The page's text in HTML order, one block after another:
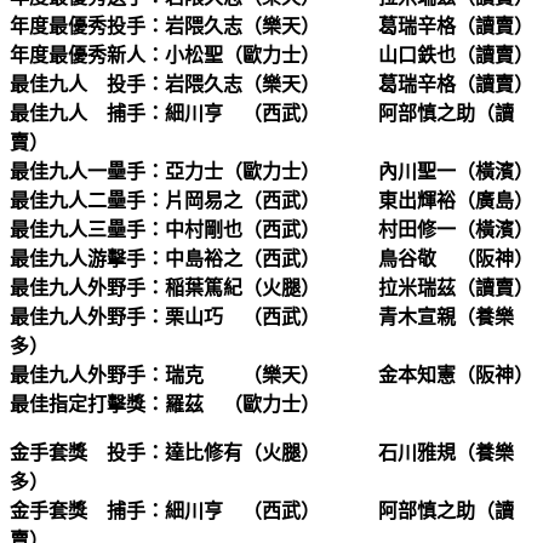
年度最優秀投手：岩隈久志（樂天） 葛瑞辛格（讀賣）
年度最優秀新人：小松聖（歐力士） 山口鉄也（讀賣）
最佳九人 投手：岩隈久志（樂天） 葛瑞辛格（讀賣）
最佳九人 捕手：細川亨 （西武） 阿部慎之助（讀
賣）
最佳九人一壘手：亞力士（歐力士） 內川聖一（橫濱）
最佳九人二壘手：片岡易之（西武） 東出輝裕（廣島）
最佳九人三壘手：中村剛也（西武） 村田修一（橫濱）
最佳九人游擊手：中島裕之（西武） 鳥谷敬 （阪神）
最佳九人外野手：稲葉篤紀（火腿） 拉米瑞茲（讀賣）
最佳九人外野手：栗山巧 （西武） 青木宣親（養樂
多）
最佳九人外野手：瑞克 （樂天） 金本知憲（阪神）
最佳指定打擊獎：羅茲 （歐力士）
金手套獎 投手：達比修有（火腿） 石川雅規（養樂
多）
金手套獎 捕手：細川亨 （西武） 阿部慎之助（讀